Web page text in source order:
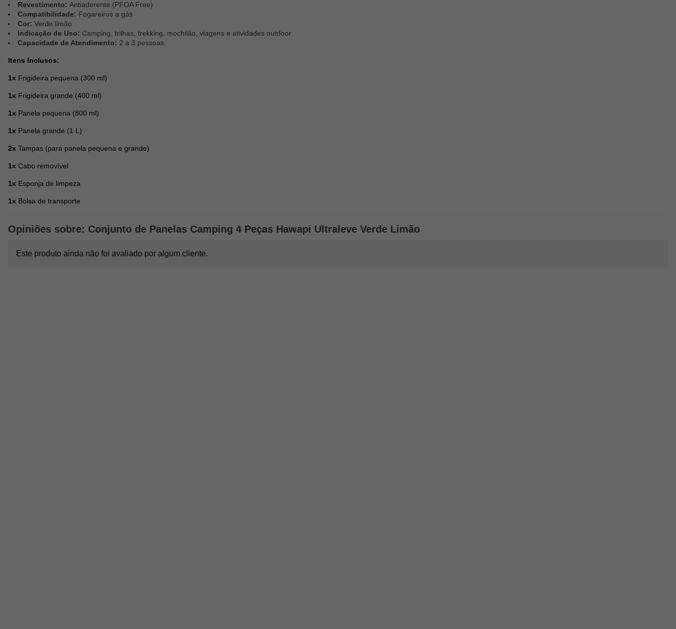
Revestimento: Antiaderente (PFOA Free)
Compatibilidade: Fogareiros a gás
Cor: Verde limão
Indicação de Uso: Camping, trilhas, trekking, mochilão, viagens e atividades outdoor
Capacidade de Atendimento: 2 a 3 pessoas
Itens Inclusos:
1x Frigideira pequena (300 ml)
1x Frigideira grande (400 ml)
1x Panela pequena (800 ml)
1x Panela grande (1 L)
2x Tampas (para panela pequena e grande)
1x Cabo removível
1x Esponja de limpeza
1x Bolsa de transporte
Opiniões sobre: Conjunto de Panelas Camping 4 Peças Hawapi Ultraleve Verde Limão
Este produto ainda não foi avaliado por algum cliente.